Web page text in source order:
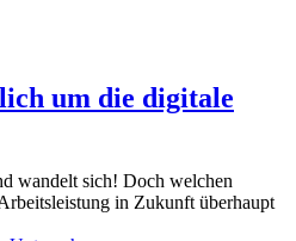
um die digitale
wandelt sich! Doch welchen
in Zukunft überhaupt